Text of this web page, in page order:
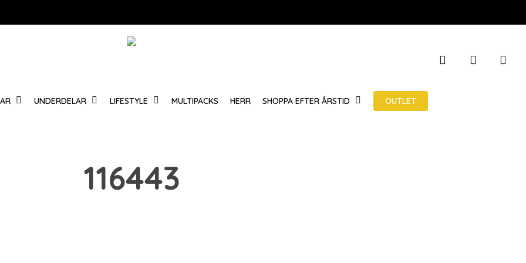
UNDERDELAR LIFESTYLE MULTIPACKS HERR SHOPPA EFTER ÅRSTID OUTLET
Varukorg STÄNG
116443